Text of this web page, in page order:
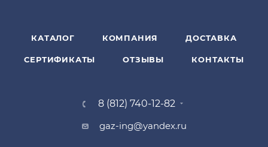
КАТАЛОГ КОМПАНИЯ ДОСТАВКА
СЕРТИФИКАТЫ ОТЗЫВЫ КОНТАКТЫ
8 (812) 740-12-82
gaz-ing@yandex.ru